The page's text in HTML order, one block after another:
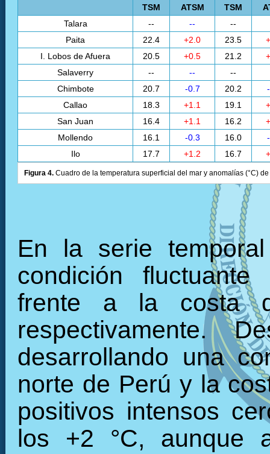
TSM ATSM TSM
Talara
-- --
--
Paita
22.4 +2.0 23.5
I. Lobos de Afuera
20.5 +0.5 21.2
Salaverry
-- --
--
Chimbote
20.7 -0.7 20.2
Callao
18.3 +1.1 19.1
San Juan
16.4 +1.1 16.2
Mollendo
16.1 -0.3 16.0
Ilo
17.7 +1.2 16.7
Figura 4. Cuadro de la temperatura superficial del mar y anomalías (°C)
En la serie
condición
frente a la costa
respectivamente.
desarrollando una
norte de Perú y la
positivos intensos
los +2 °C, aunque